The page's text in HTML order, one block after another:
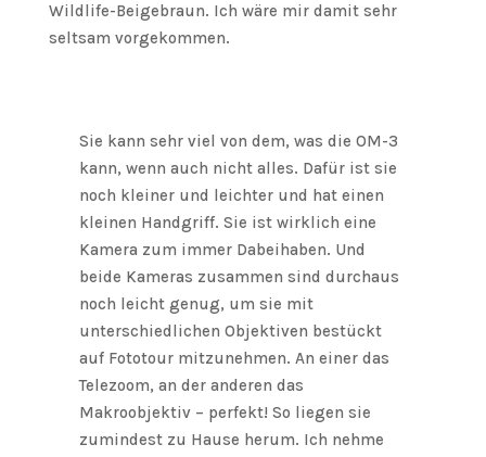
Wildlife-Beigebraun. Ich wäre mir damit sehr
seltsam vorgekommen.
Sie kann sehr viel von dem, was die OM-3
kann, wenn auch nicht alles. Dafür ist sie
noch kleiner und leichter und hat einen
kleinen Handgriff. Sie ist wirklich eine
Kamera zum immer Dabeihaben. Und
beide Kameras zusammen sind durchaus
noch leicht genug, um sie mit
unterschiedlichen Objektiven bestückt
auf Fototour mitzunehmen. An einer das
Telezoom, an der anderen das
Makroobjektiv – perfekt! So liegen sie
zumindest zu Hause herum. Ich nehme